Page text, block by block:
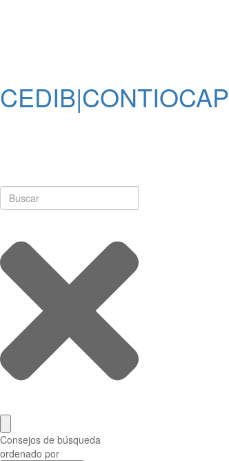
CEDIB|CONTIOCAP
Consejos de búsqueda
ordenado por